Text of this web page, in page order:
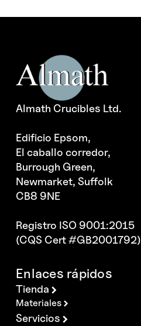
Almath Crucibles Ltd.
Edificio Epsom,
El caballo corredor,
Burrough Green,
Newmarket, Suffolk
CB8 9NE
Registro ISO 9001:2015
(CQS Cert #GB2001792)
Enlaces rápidos
Tienda
Materiales
Servicios